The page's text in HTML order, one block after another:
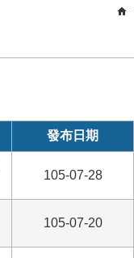
發布日期
105-07-28
105-07-20